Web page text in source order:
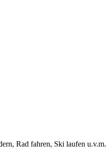
Rad fahren, Ski laufen u.v.m.